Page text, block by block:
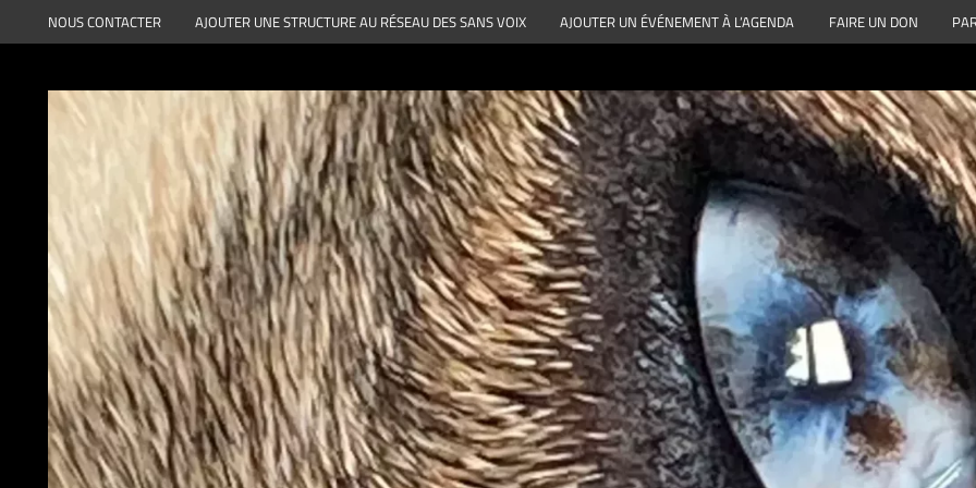
au
NOUS CONTACTER AJOUTER UNE STRUCTURE AU RÉSEAU DES SANS VOIX AJOUTER UN ÉVÉNEMENT À L’AGENDA FAIRE UN DON